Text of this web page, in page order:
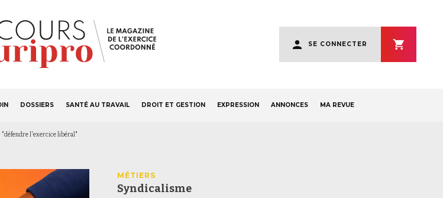
account
menu
SE CONNECTER
S'ABONNER
principale
DOSSIERS SANTÉ AU TRAVAIL DROIT ET GESTION EXPRESSION ANNONCES MA REVUE
"défendre l'exercice libéral"
MÉTIERS
Syndicalisme